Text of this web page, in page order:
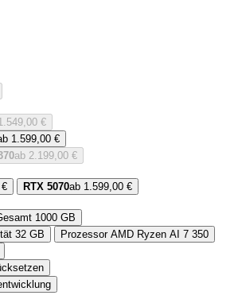
€
1.599,00 €
ab 2.199,00 €
RTX 5070ab 1.599,00 €
1000 GB
32 GB Prozessor AMD Ryzen AI 7 350